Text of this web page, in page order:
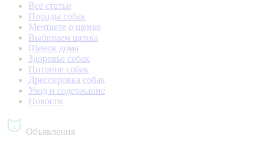
Все статьи
Породы собак
Мечтаете о щенке
Выбираем щенка
Щенок дома
Здоровье собак
Питание собак
Дрессировка собак
Уход и содержание
Новости
Объявления